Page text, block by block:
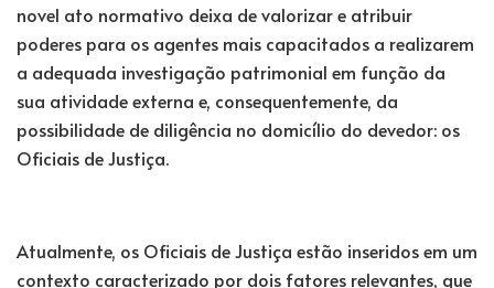
novel ato normativo deixa de valorizar e atribuir
poderes para os agentes mais capacitados a realizarem
a adequada investigação patrimonial em função da
sua atividade externa e, consequentemente, da
possibilidade de diligência no domicílio do devedor: os
Oficiais de Justiça.
Atualmente, os Oficiais de Justiça estão inseridos em um
contexto caracterizado por dois fatores relevantes, que